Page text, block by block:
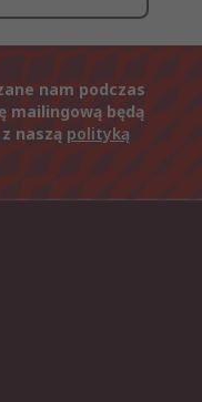
nam podczas
mailingową będą
naszą polityką